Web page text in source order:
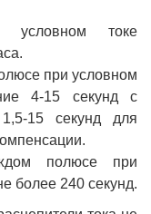
условном токе
при условном
4-15 секунд с
15 секунд для
полюсе при
более 240 секунд.